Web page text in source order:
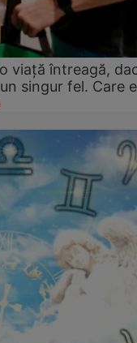
viață întreagă,
singur fel. Care e